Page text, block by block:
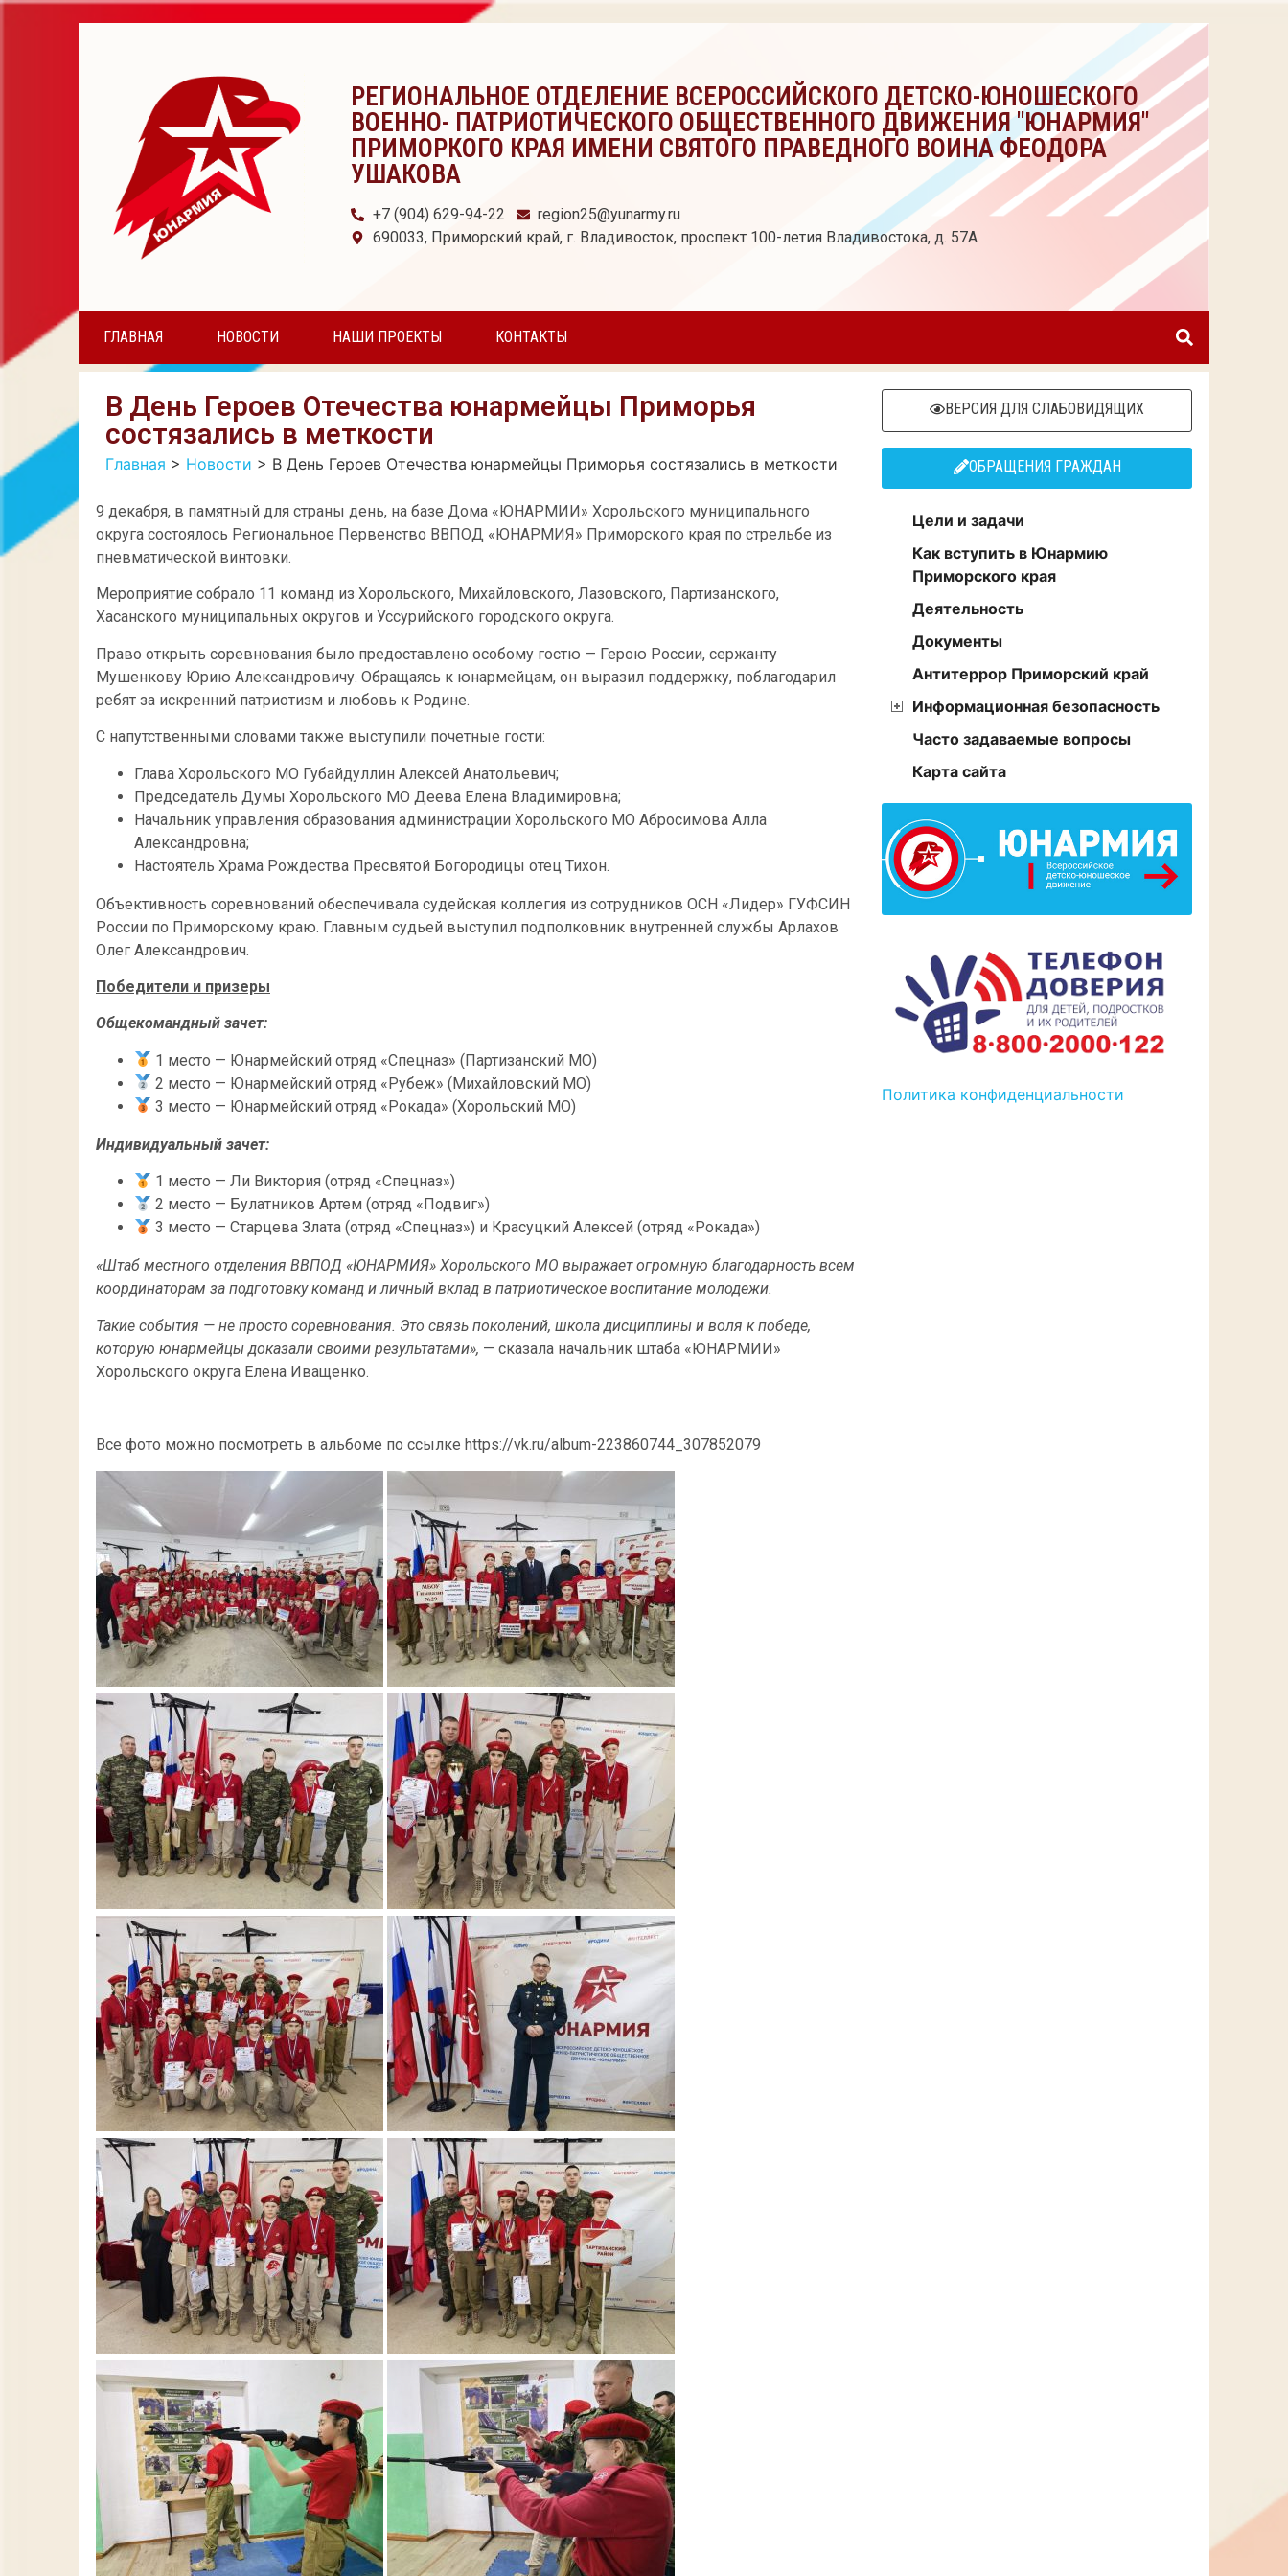
РЕГИОНАЛЬНОЕ ОТДЕЛЕНИЕ ВСЕРОССИЙСКОГО ДЕТСКО-ЮНОШЕСКОГО
ВОЕННО- ПАТРИОТИЧЕСКОГО ОБЩЕСТВЕННОГО ДВИЖЕНИЯ "ЮНАРМИЯ"
ПРИМОРКОГО КРАЯ ИМЕНИ СВЯТОГО ПРАВЕДНОГО ВОИНА ФЕОДОРА
УШАКОВА
+7 (904) 629-94-22
region25@yunarmy.ru
690033, Приморский край, г. Владивосток, проспект 100-летия Владивостока, д. 57А
ГЛАВНАЯ НОВОСТИ НАШИ ПРОЕКТЫ КОНТАКТЫ
В День Героев Отечества юнармейцы Приморья
состязались в меткости
Главная > Новости > В День Героев Отечества юнармейцы Приморья состязались в меткости
9 декабря, в памятный для страны день, на базе Дома «ЮНАРМИИ» Хорольского муниципального
округа состоялось Региональное Первенство ВВПОД «ЮНАРМИЯ» Приморского края по стрельбе из
пневматической винтовки.
Мероприятие собрало 11 команд из Хорольского, Михайловского, Лазовского, Партизанского,
Хасанского муниципальных округов и Уссурийского городского округа.
Право открыть соревнования было предоставлено особому гостю — Герою России, сержанту
Мушенкову Юрию Александровичу. Обращаясь к юнармейцам, он выразил поддержку, поблагодарил
ребят за искренний патриотизм и любовь к Родине.
С напутственными словами также выступили почетные гости:
Глава Хорольского МО Губайдуллин Алексей Анатольевич;
Председатель Думы Хорольского МО Деева Елена Владимировна;
Начальник управления образования администрации Хорольского МО Абросимова Алла
Александровна;
Настоятель Храма Рождества Пресвятой Богородицы отец Тихон.
Объективность соревнований обеспечивала судейская коллегия из сотрудников ОСН «Лидер» ГУФСИН
России по Приморскому краю. Главным судьей выступил подполковник внутренней службы Арлахов
Олег Александрович.
Победители и призеры
Общекомандный зачет:
1 место — Юнармейский отряд «Спецназ» (Партизанский МО)
2 место — Юнармейский отряд «Рубеж» (Михайловский МО)
3 место — Юнармейский отряд «Рокада» (Хорольский МО)
Индивидуальный зачет:
1 место — Ли Виктория (отряд «Спецназ»)
2 место — Булатников Артем (отряд «Подвиг»)
3 место — Старцева Злата (отряд «Спецназ») и Красуцкий Алексей (отряд «Рокада»)
«Штаб местного отделения ВВПОД «ЮНАРМИЯ» Хорольского МО выражает огромную благодарность всем
координаторам за подготовку команд и личный вклад в патриотическое воспитание молодежи.
Такие события — не просто соревнования. Это связь поколений, школа дисциплины и воля к победе,
которую юнармейцы доказали своими результатами», — сказала начальник штаба «ЮНАРМИИ»
Хорольского округа Елена Иващенко.
Все фото можно посмотреть в альбоме по ссылке https://vk.ru/album-223860744_307852079
ВЕРСИЯ ДЛЯ СЛАБОВИДЯЩИХ
ОБРАЩЕНИЯ ГРАЖДАН
Цели и задачи
Как вступить в Юнармию
Приморского края
Деятельность
Документы
Антитеррор Приморский край
Информационная безопасность
Часто задаваемые вопросы
Карта сайта
Политика конфиденциальности